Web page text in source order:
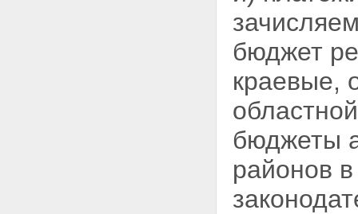
бюджет
краевые,
бюджеты
районов